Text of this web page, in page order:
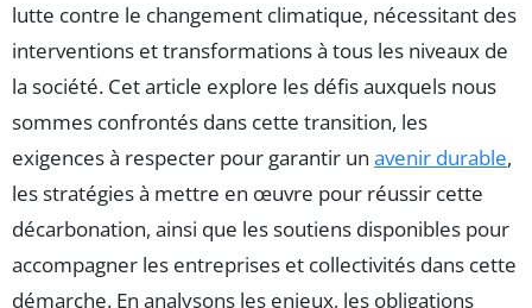
lutte contre le changement climatique, nécessitant des
interventions et transformations à tous les niveaux de
la société. Cet article explore les défis auxquels nous
sommes confrontés dans cette transition, les
exigences à respecter pour garantir un avenir durable,
les stratégies à mettre en œuvre pour réussir cette
décarbonation, ainsi que les soutiens disponibles pour
accompagner les entreprises et collectivités dans cette
démarche. En analysons les enjeux, les obligations